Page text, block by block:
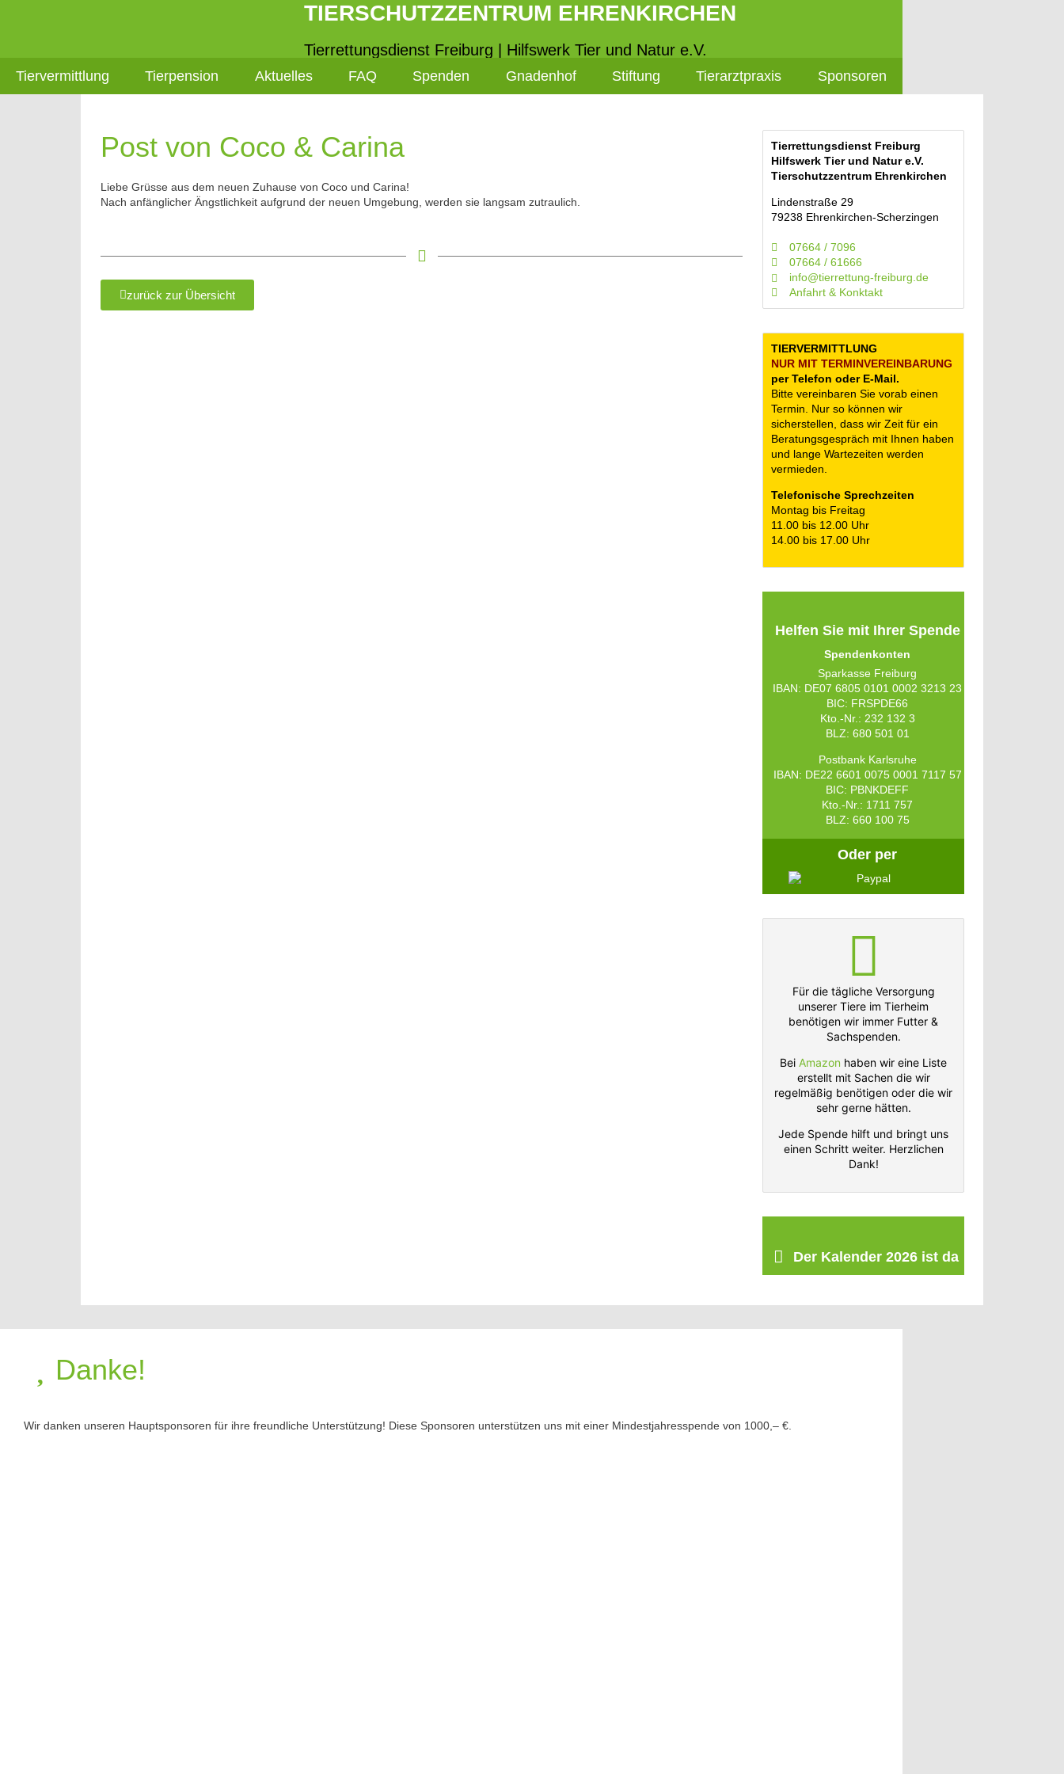
TIERSCHUTZZENTRUM EHRENKIRCHEN
Tierrettungsdienst Freiburg | Hilfswerk Tier und Natur e.V.
Tiervermittlung Tierpension Aktuelles FAQ Spenden Gnadenhof Stiftung Tierarztpraxis Sponsoren
Post von Coco & Carina
Liebe Grüsse aus dem neuen Zuhause von Coco und Carina!
Nach anfänglicher Ängstlichkeit aufgrund der neuen Umgebung, werden sie langsam zutraulich.
zurück zur Übersicht
Tierrettungsdienst Freiburg
Hilfswerk Tier und Natur e.V.
Tierschutzzentrum Ehrenkirchen
Lindenstraße 29
79238 Ehrenkirchen-Scherzingen
07664 / 7096
07664 / 61666
info@tierrettung-freiburg.de
Anfahrt & Konktakt
TIERVERMITTLUNG
NUR MIT TERMIN­VEREINBARUNG
per Telefon oder E-Mail.
Bitte vereinbaren Sie vorab einen
Termin. Nur so können wir
sicherstellen, dass wir Zeit für ein
Beratungsgespräch mit Ihnen haben
und lange Wartezeiten werden
vermieden.
Telefonische Sprechzeiten
Montag bis Freitag
11.00 bis 12.00 Uhr
14.00 bis 17.00 Uhr
Helfen Sie mit Ihrer Spende
Spendenkonten
Sparkasse Freiburg
IBAN: DE07 6805 0101 0002 3213 23
BIC: FRSPDE66
Kto.-Nr.: 232 132 3
BLZ: 680 501 01
Postbank Karlsruhe
IBAN: DE22 6601 0075 0001 7117 57
BIC: PBNKDEFF
Kto.-Nr.: 1711 757
BLZ: 660 100 75
Oder per
Für die tägliche Versorgung
unserer Tiere im Tierheim
benötigen wir immer Futter &
Sachspenden.
Bei Amazon haben wir eine Liste
erstellt mit Sachen die wir
regelmäßig benötigen oder die wir
sehr gerne hätten.
Jede Spende hilft und bringt uns
einen Schritt weiter. Herzlichen
Dank!
Der Kalender 2026 ist da
Danke!
Wir danken unseren Hauptsponsoren für ihre freundliche Unterstützung! Diese Sponsoren unterstützen uns mit einer Mindestjahresspende von 1000,– €.